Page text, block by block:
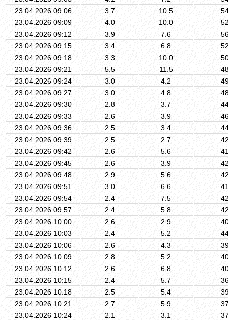
23.04.2026 09:06
3.7 10.5
23.04.2026 09:09
4.0 10.0
23.04.2026 09:12
3.9 7.6
23.04.2026 09:15
3.4 6.8
23.04.2026 09:18
3.3 10.0
23.04.2026 09:21
5.5 11.5
23.04.2026 09:24
3.0 4.2
23.04.2026 09:27
3.0 4.8
23.04.2026 09:30
2.8 3.7
23.04.2026 09:33
2.6 3.9
23.04.2026 09:36
2.5 3.4
23.04.2026 09:39
2.5 2.7
23.04.2026 09:42
2.6 5.6
23.04.2026 09:45
2.6 3.9
23.04.2026 09:48
2.9 5.6
23.04.2026 09:51
3.0 6.6
23.04.2026 09:54
2.4 7.5
23.04.2026 09:57
2.4 5.8
23.04.2026 10:00
2.6 2.9
23.04.2026 10:03
2.4 5.2
23.04.2026 10:06
2.6 4.3
23.04.2026 10:09
2.8 5.2
23.04.2026 10:12
2.6 6.8
23.04.2026 10:15
2.4 5.7
23.04.2026 10:18
2.5 5.4
23.04.2026 10:21
2.7 5.9
23.04.2026 10:24
2.1 3.1